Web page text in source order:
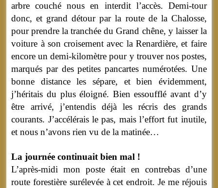
arbre couché nous en interdit l’accès. Demi-tour
donc, et grand détour par la route de la Chalosse,
pour prendre la tranchée du Grand chêne, y laisser la
voiture à son croisement avec la Renardière, et faire
encore un demi-kilomètre pour y trouver nos postes,
marqués par des petites pancartes numérotées. Une
bonne distance les sépare, et bien évidemment,
j’héritais du plus éloigné. Bien essoufflé avant d’y
être arrivé, j’entendis déjà les récris des grands
courants. J’accélérais le pas, mais l’effort fut inutile,
et nous n’avons rien vu de la matinée…
La journée continuait bien mal !
L’après-midi mon poste était en contrebas d’une
route forestière surélevée à cet endroit. Je me réjouis